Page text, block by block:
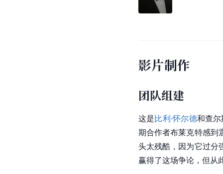
影片制作
团队组建
这是比利·怀尔德和查
期合作者布莱克特感
头太残酷，因为它过分
赢得了这场争论，但从